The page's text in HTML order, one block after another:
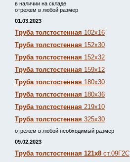
в наличии на складе
отрежем в любой размер
01.03.2023
Труба толстостенная 102х16
Труба толстостенная 152х30
Труба толстостенная 152х32
Труба толстостенная 159х12
Труба толстостенная 180х30
Труба толстостенная 180х36
Труба толстостенная 219х10
Труба толстостенная 325х30
отрежем в любой необходимый размер
09.02.2023
Труба толстостенная 121х8 ст.09Г2С